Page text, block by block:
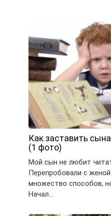
Как заставить
(1 фото)
Мой сын не любит
Перепробовали с
множество способов,
Начал…